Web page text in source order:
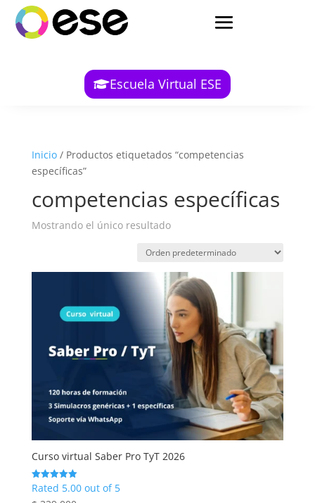
Escuela Virtual ESE
Inicio/ Productos etiquetados “competencias
específicas”
competencias específicas
Mostrando el único resultado
Curso virtual Saber Pro TyT 2026
Rated 5.00 out of 5